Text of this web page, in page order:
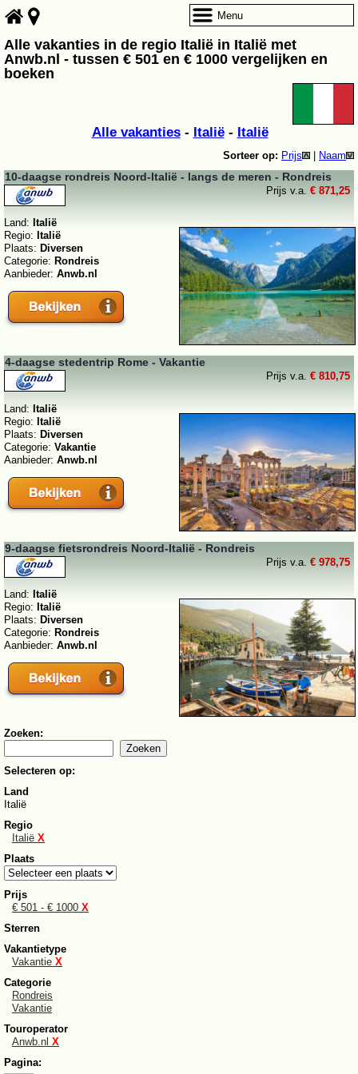
Alle vakanties in de regio Italië in Italië met
Anwb.nl - tussen € 501 en € 1000 vergelijken en
boeken
Alle vakanties- Italië- Italië
Sorteer op: Prijs Naam
10-daagse rondreis Noord-Italië - langs de meren - Rondreis
Prijs v.a. € 871,25
Land: Italië
Regio: Italië
Plaats: Diversen
Categorie: Rondreis
Aanbieder: Anwb.nl
4-daagse stedentrip Rome - Vakantie
Prijs v.a. € 810,75
Land: Italië
Regio: Italië
Plaats: Diversen
Categorie: Vakantie
Aanbieder: Anwb.nl
9-daagse fietsrondreis Noord-Italië - Rondreis
Prijs v.a. € 978,75
Land: Italië
Regio: Italië
Plaats: Diversen
Categorie: Rondreis
Aanbieder: Anwb.nl
Zoeken:
Selecteren op:
Land
Italië
Regio
Italië X
Plaats
Prijs
€ 501 - € 1000 X
Sterren
Vakantietype
Vakantie X
Categorie
Rondreis
Vakantie
Touroperator
Anwb.nl X
Pagina:
Menu